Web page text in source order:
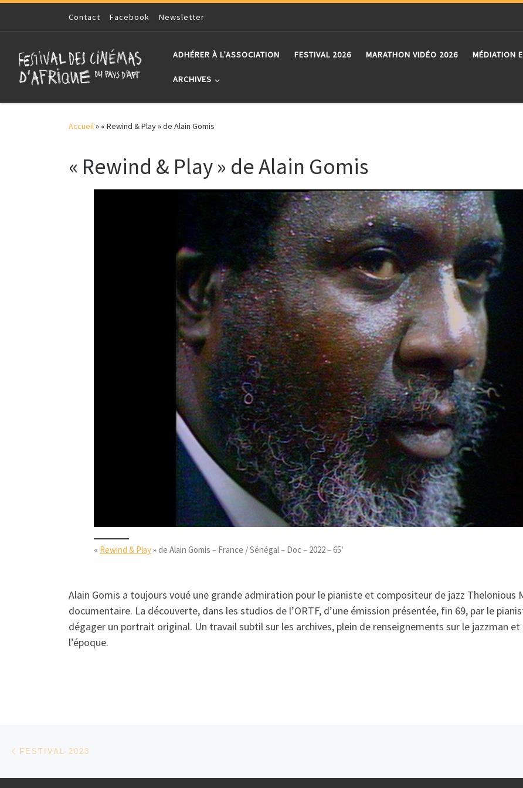
Skip to contentContact Facebook Newsletter
ADHÉRER À L’ASSOCIATION FESTIVAL 2026 MARATHON VIDÉO 2026 MÉDIATION
ARCHIVES
Accueil» « Rewind & Play » de Alain Gomis
« Rewind & Play » de Alain Gomis
« Rewind & Play» de Alain Gomis – France / Sénégal – Doc – 2022 – 65′
Alain Gomis a toujours voué une grande admiration pour le pianiste et compositeur de jazz Thelonious
documentaire. La découverte, dans les studios de l’ORTF, d’une émission présentée, fin 69, par le
dégager un portrait original. Un travail subtil sur les archives, plein de renseignements sur le jazzman
l’époque.
Parcourir les articles
FESTIVAL 2023